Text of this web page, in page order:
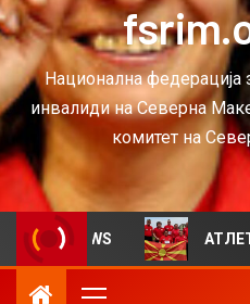
Национална федерација
инвалиди на Северна
комитет на